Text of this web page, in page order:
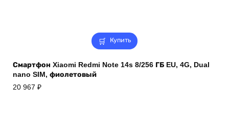
Купить
Смартфон Xiaomi Redmi Note 14s 8/256 ГБ EU, 4G, Dual
nano SIM, фиолетовый
20 967 ₽